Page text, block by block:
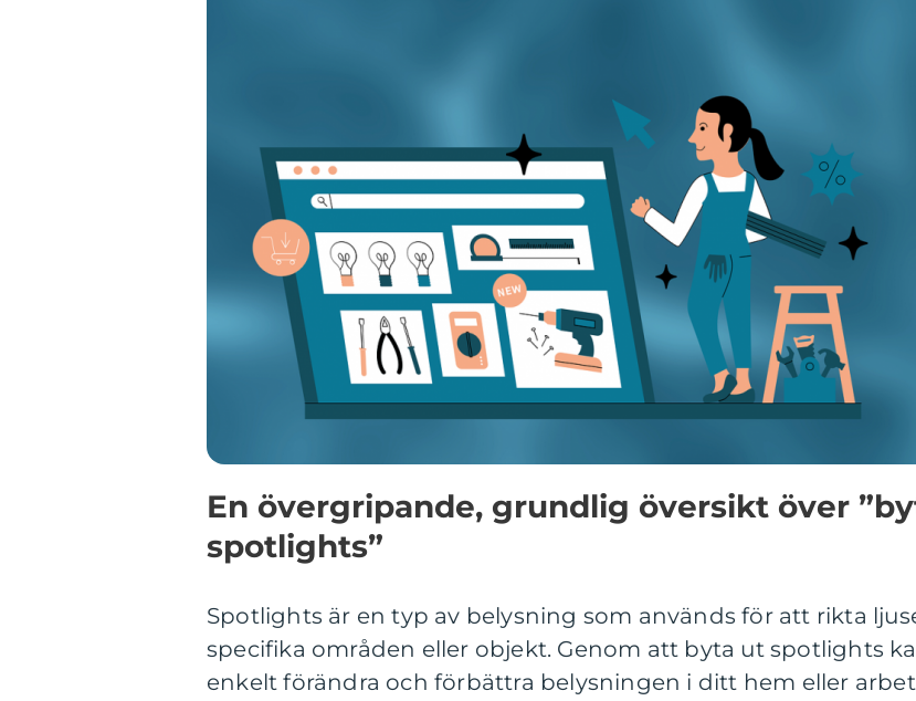
En övergripande, grundlig översikt över
spotlights”
Spotlights är en typ av belysning som används för att rikta
specifika områden eller objekt. Genom att byta ut spotlights
enkelt förändra och förbättra belysningen i ditt hem eller